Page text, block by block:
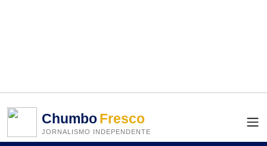
ChumboFresco
JORNALISMO INDEPENDENTE